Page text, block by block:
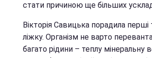
стати причиною ще більших
Вікторія Савицька порадила
ліжку. Організм не варто
багато рідини – теплу